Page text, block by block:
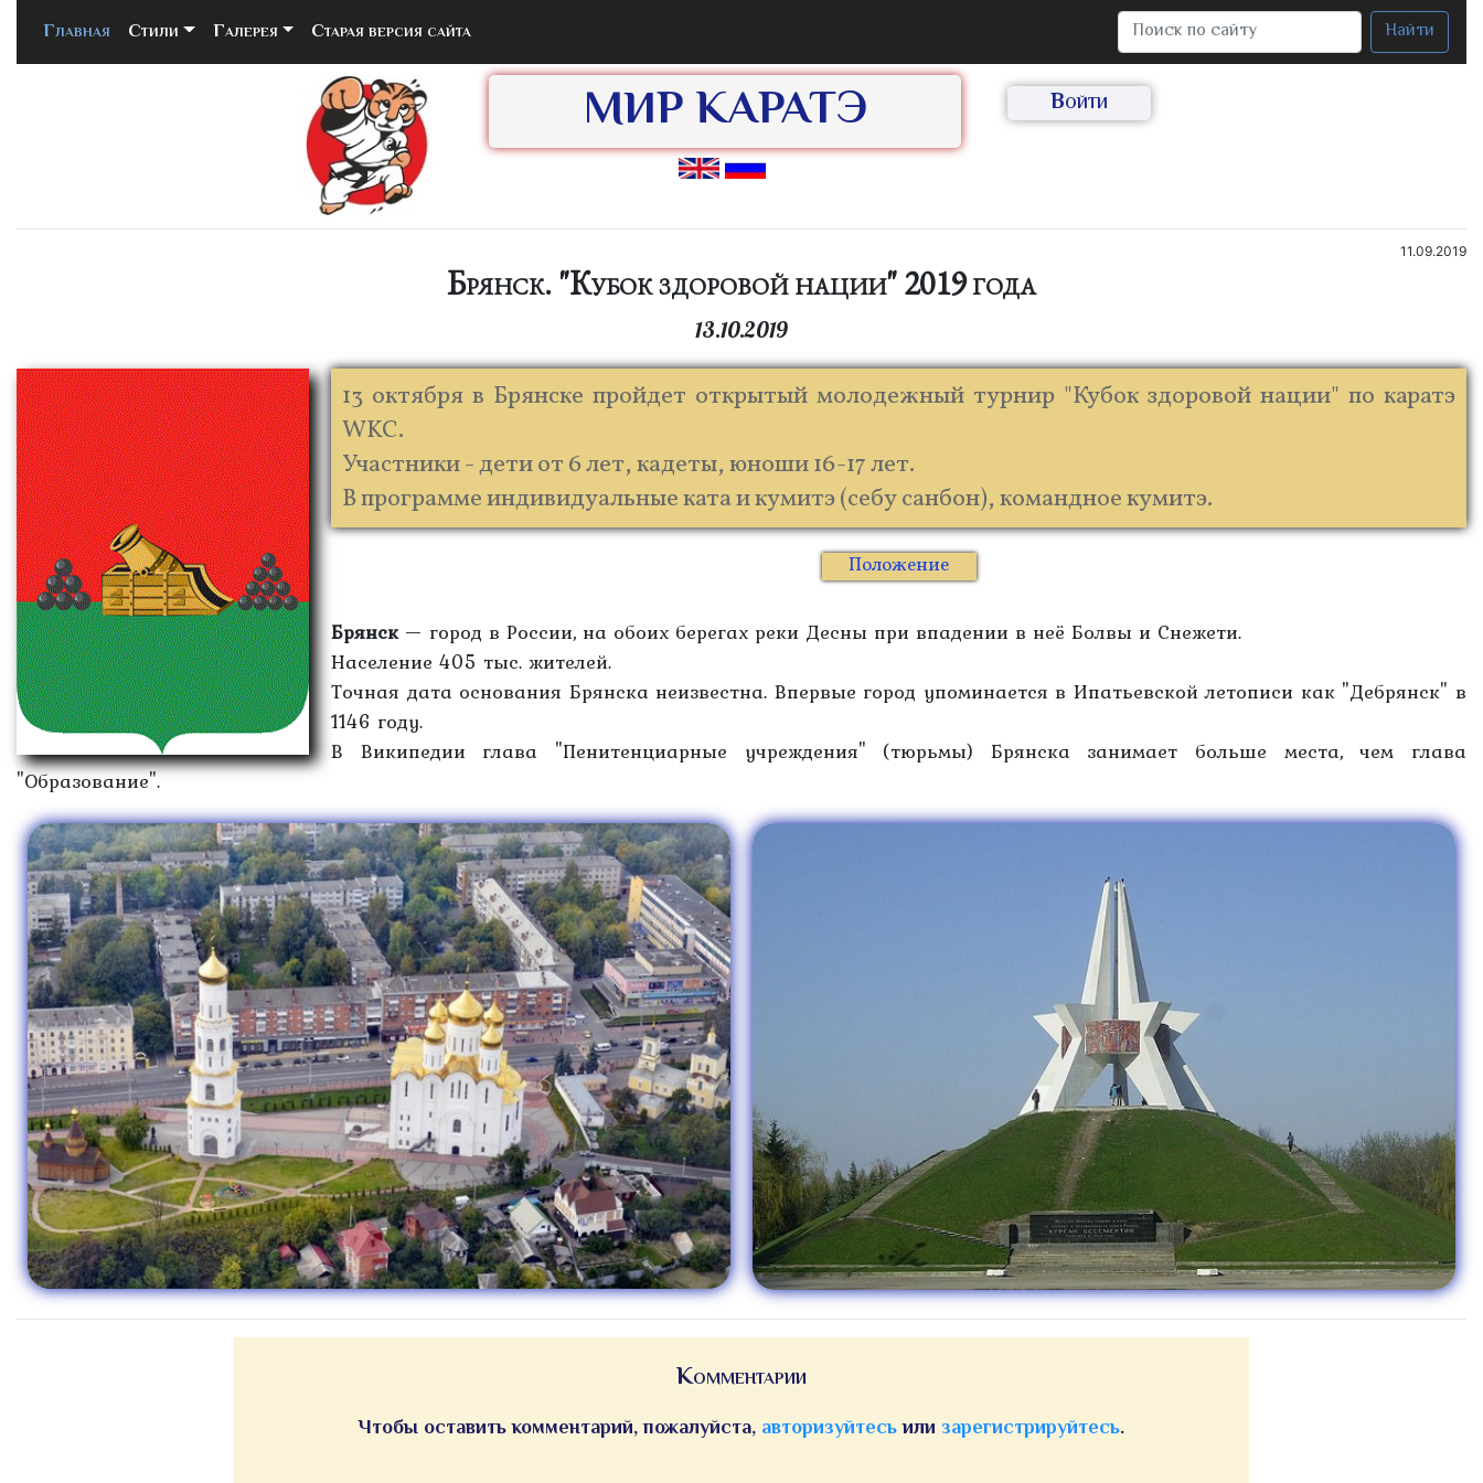
Главная (current)
Стили Галерея Старая версия сайта Найти
МИР КАРАТЭ Войти
11.09.2019
Брянск. "Кубок здоровой нации" 2019 года
13.10.2019
13 октября в Брянске пройдет открытый молодежный турнир "Кубок здоровой нации" по каратэ
WKC.
Участники - дети от 6 лет, кадеты, юноши 16-17 лет.
В программе индивидуальные ката и кумитэ (себу санбон), командное кумитэ.
Положение
Брянск— город в России, на обоих берегах реки Десны при впадении в неё Болвы и Снежети.
Население 405 тыс. жителей.
Точная дата основания Брянска неизвестна. Впервые город упоминается в Ипатьевской летописи как "Дебрянск" в
1146 году.
В Википедии глава "Пенитенциарные учреждения" (тюрьмы) Брянска занимает больше места, чем глава
"Образование".
Комментарии
Чтобы оставить комментарий, пожалуйста, авторизуйтесьили зарегистрируйтесь.